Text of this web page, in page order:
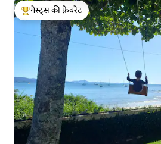
गेस्ट्स का टॉप फ़ेवरेट
गेस्ट्स की फ़ेवरेट